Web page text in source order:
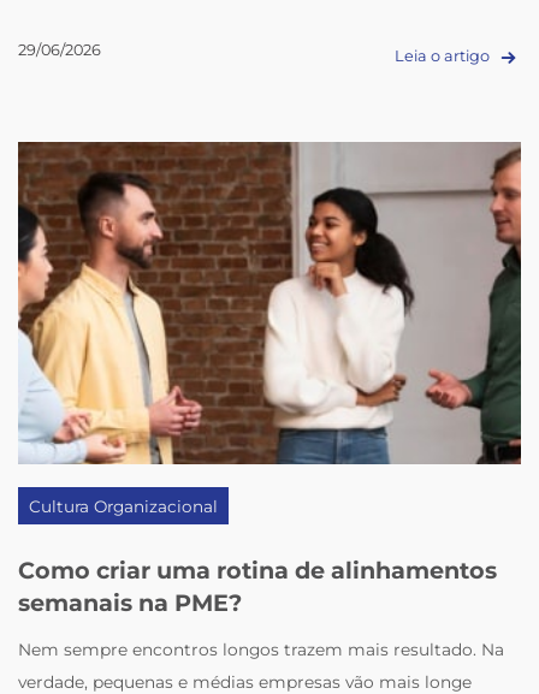
29/06/2026 Leia o artigo
Cultura Organizacional
Como criar uma rotina de alinhamentos
semanais na PME?
Nem sempre encontros longos trazem mais resultado. Na
verdade, pequenas e médias empresas vão mais longe